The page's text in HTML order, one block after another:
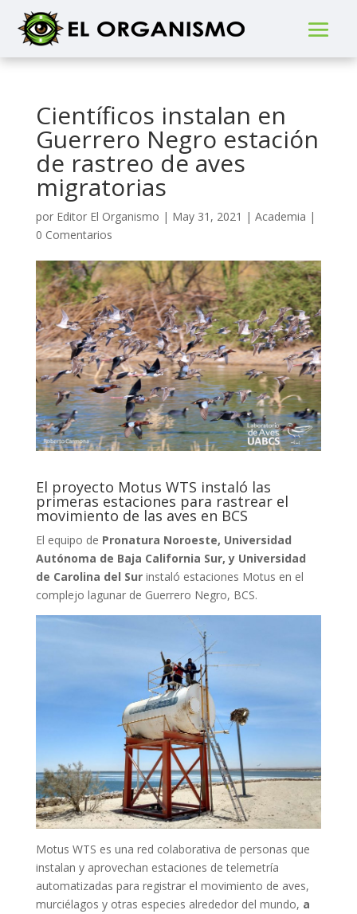
Científicos instalan en
Guerrero Negro estación
de rastreo de aves
migratorias
por Editor El Organismo | May 31, 2021 | Academia |
0 Comentarios
El proyecto Motus WTS instaló las
primeras estaciones para rastrear el
movimiento de las aves en BCS
El equipo de Pronatura Noroeste, Universidad
Autónoma de Baja California Sur, y Universidad
de Carolina del Sur instaló estaciones Motus en el
complejo lagunar de Guerrero Negro, BCS.
Motus WTS es una red colaborativa de personas que
instalan y aprovechan estaciones de telemetría
automatizadas para registrar el movimiento de aves,
murciélagos y otras especies alrededor del mundo, a